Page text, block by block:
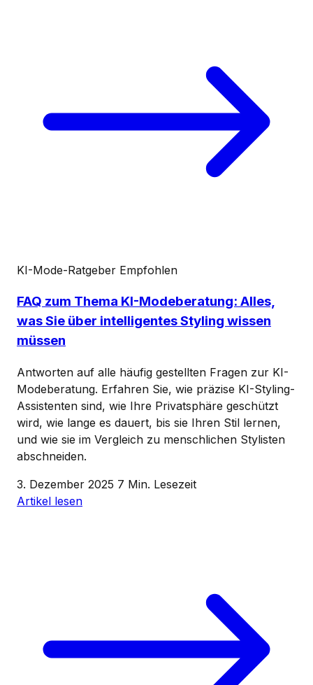
KI-Mode-Ratgeber Empfohlen
FAQ zum Thema KI-Modeberatung: Alles,
was Sie über intelligentes Styling wissen
müssen
Antworten auf alle häufig gestellten Fragen zur KI-
Modeberatung. Erfahren Sie, wie präzise KI-Styling-
Assistenten sind, wie Ihre Privatsphäre geschützt
wird, wie lange es dauert, bis sie Ihren Stil lernen,
und wie sie im Vergleich zu menschlichen Stylisten
abschneiden.
3. Dezember 2025 7 Min. Lesezeit
Artikel lesen